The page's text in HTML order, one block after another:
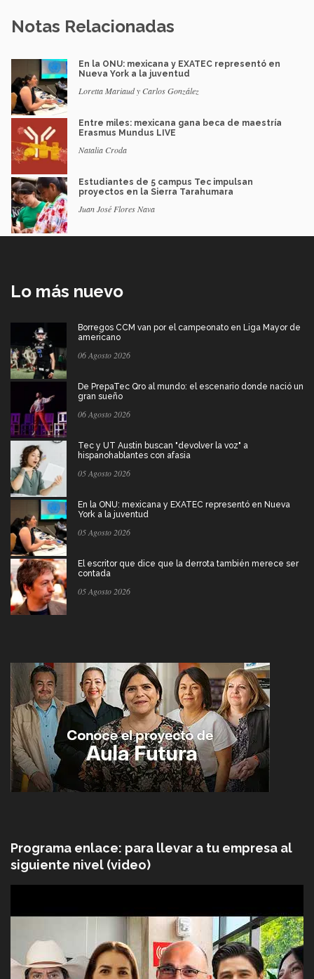
Notas Relacionadas
En la ONU: mexicana y EXATEC representó en
Nueva York a la juventud
Loretta Mariaud y Carlos González
Entre miles: mexicana gana beca de maestría
Erasmus Mundus LIVE
Natalia Croda
Estudiantes de 5 campus Tec impulsan
proyectos en la Sierra Tarahumara
Juan José Flores Nava
Lo más nuevo
Borregos CCM van por el campeonato en Liga Mayor de
americano
06 Agosto 2026
De PrepaTec Qro al mundo: el escenario donde nació un
gran sueño
06 Agosto 2026
Tec y UT Austin buscan "devolver la voz" a
hispanohablantes con afasia
05 Agosto 2026
En la ONU: mexicana y EXATEC representó en Nueva
York a la juventud
05 Agosto 2026
El escritor que dice que la derrota también merece ser
contada
05 Agosto 2026
Programa enlace: para llevar a tu empresa al
siguiente nivel (video)